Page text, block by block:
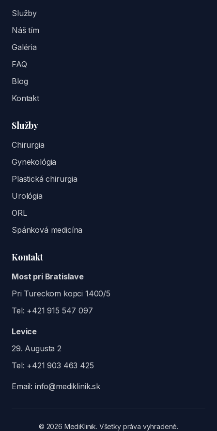
Služby
Náš tím
Galéria
FAQ
Blog
Kontakt
Služby
Chirurgia
Gynekológia
Plastická chirurgia
Urológia
ORL
Spánková medicína
Kontakt
Most pri Bratislave
Pri Tureckom kopci 1400/5
Tel: +421 915 547 097
Levice
29. Augusta 2
Tel: +421 903 463 425
Email: info@mediklinik.sk
© 2026 MediKlinik. Všetky práva vyhradené.